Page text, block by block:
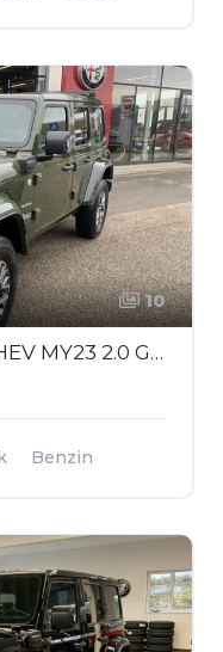
10
JEEP Wrangler Sahara PHEV MY23 2.0 GME 380 PS AT 4xe
Benzin